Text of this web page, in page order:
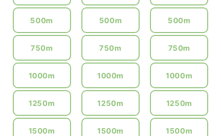
500m
750m
1000m
1250m
1500m
500m
750m
1000m
1250m
1500m
500m
750m
1000m
1250m
1500m